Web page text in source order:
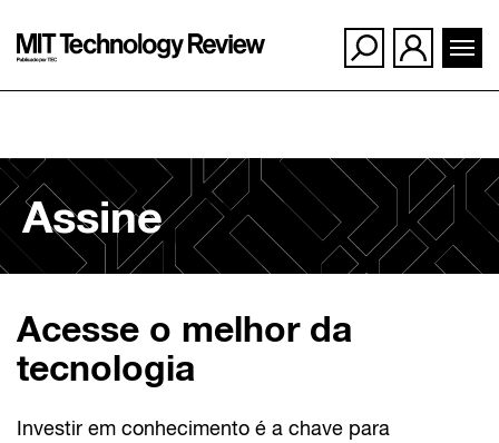
Ir
para
o
conteúdo
Assine
Acesse o melhor da
tecnologia
Investir em conhecimento é a chave para